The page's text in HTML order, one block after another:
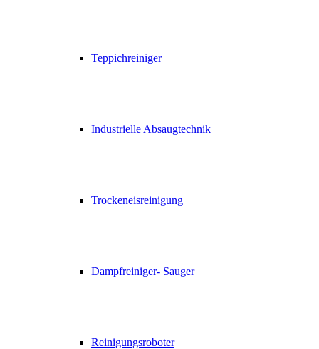
Teppichreiniger
Industrielle Absaugtechnik
Trockeneisreinigung
Dampfreiniger- Sauger
Reinigungsroboter